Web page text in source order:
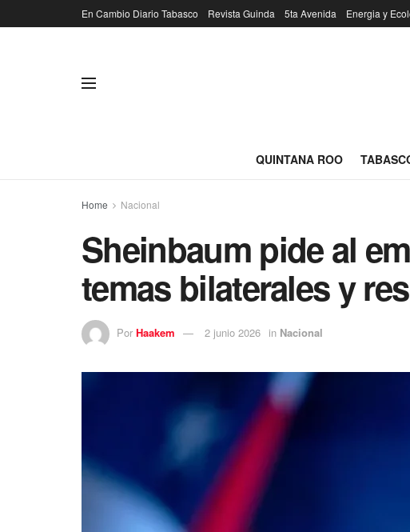
En Cambio Diario Tabasco Revista Guinda 5ta Avenida Energia y
QUINTANA ROO
Home Nacional
Sheinbaum pide al
temas bilaterales y
Por Haakem 2 junio 2026 in Nacional